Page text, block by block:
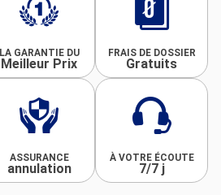
LA GARANTIE DU
Meilleur Prix
FRAIS DE DOSSIER
Gratuits
ASSURANCE
annulation
À VOTRE ÉCOUTE
7/7 j